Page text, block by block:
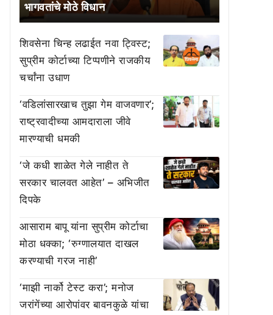
भागवतांचे मोठे विधान
शिवसेना चिन्ह लढाईत नवा ट्विस्ट;
सुप्रीम कोर्टाच्या टिप्पणीने राजकीय
चर्चांना उधाण
‘वडिलांसारखाच तुझा गेम वाजवणार’;
राष्ट्रवादीच्या आमदाराला जीवे
मारण्याची धमकी
‘जे कधी शाळेत गेले नाहीत ते
सरकार चालवत आहेत’ – अभिजीत
दिपके
आसाराम बापू यांना सुप्रीम कोर्टाचा
मोठा धक्का; ‘रुग्णालयात दाखल
करण्याची गरज नाही’
‘माझी नार्को टेस्ट करा’; मनोज
जरांगेंच्या आरोपांवर बावनकुळे यांचा